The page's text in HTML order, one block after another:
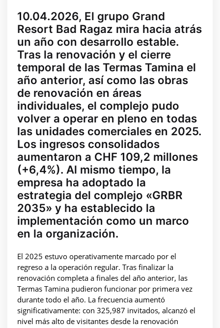
10.04.2026, El grupo Grand
Resort Bad Ragaz mira hacia atrás
un año con desarrollo estable.
Tras la renovación y el cierre
temporal de las Termas Tamina el
año anterior, así como las obras
de renovación en áreas
individuales, el complejo pudo
volver a operar en pleno en todas
las unidades comerciales en 2025.
Los ingresos consolidados
aumentaron a CHF 109,2 millones
(+6,4%). Al mismo tiempo, la
empresa ha adoptado la
estrategia del complejo «GRBR
2035» y ha establecido la
implementación como un marco
en la organización.
El 2025 estuvo operativamente marcado por el
regreso a la operación regular. Tras finalizar la
renovación completa a finales del año anterior, las
Termas Tamina pudieron funcionar por primera vez
durante todo el año. La frecuencia aumentó
significativamente: con 325,987 invitados, alcanzó el
nivel más alto de visitantes desde la renovación